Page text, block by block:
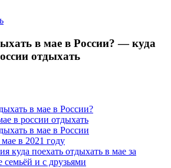
в мае в России? — куда
отдыхать
в мае в России?
в россии отдыхать
в мае в России
в 2021 году
куда поехать отдыхать в мае за
семьёй и с друзьями